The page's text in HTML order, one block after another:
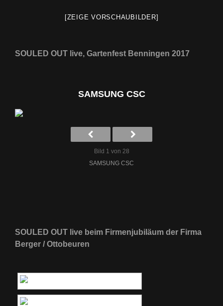
[ZEIGE VORSCHAUBILDER]
SOULED OUT live, Gartenfest Benningen 2017
SAMSUNG CSC
Bild 1 von 28
SAMSUNG CSC
SOULED OUT live beim Firmenjubiläum der Firma
Berger / Ottobeuren